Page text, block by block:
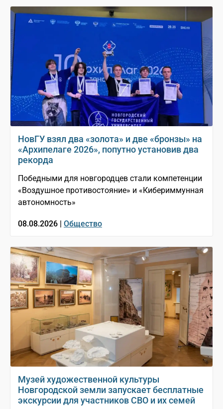
НовГУ взял два «золота» и две «бронзы» на
«Архипелаге 2026», попутно установив два
рекорда
Победными для новгородцев стали компетенции
«Воздушное противостояние» и «Кибериммунная
автономность»
08.08.2026 | Общество
Музей художественной культуры
Новгородской земли запускает бесплатные
экскурсии для участников СВО и их семей